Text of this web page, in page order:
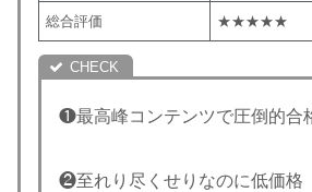
総合評価 ★★★★★
❶最高峰コンテンツで圧倒的合
❷至れり尽くせりなのに低価格